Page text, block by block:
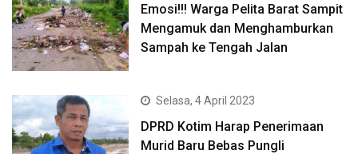
Emosi!!! Warga Pelita Barat Sampit
Mengamuk dan Menghamburkan
Sampah ke Tengah Jalan
Selasa, 4 April 2023
DPRD Kotim Harap Penerimaan
Murid Baru Bebas Pungli